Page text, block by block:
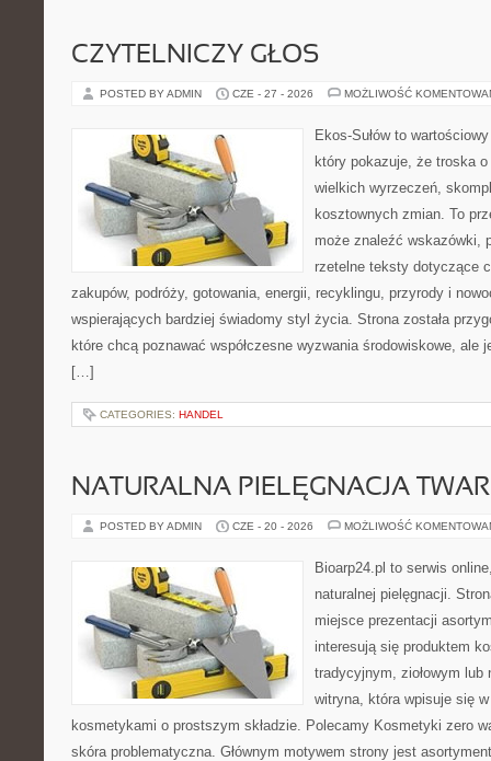
CZYTELNICZY GŁOS
POSTED BY ADMIN CZE - 27 - 2026 MOŻLIWOŚĆ
Ekos-Sułów to
który pokazuje, że troska
wielkich wyrzeczeń,
kosztownych zmian. To
może znaleźć wskazówki,
rzetelne teksty dotyczące
zakupów, podróży, gotowania, energii, recyklingu, przyrody i
wspierających bardziej świadomy styl życia. Strona została
które chcą poznawać współczesne wyzwania środowiskowe, ale
[…]
CATEGORIES: HANDEL
NATURALNA PIELĘGNACJA
POSTED BY ADMIN CZE - 20 - 2026 MOŻLIWOŚĆ
Bioarp24.pl to serwis
naturalnej pielęgnacji.
miejsce prezentacji
interesują się produktem
tradycyjnym, ziołowym lub
witryna, która wpisuje się
kosmetykami o prostszym składzie. Polecamy Kosmetyki zero
skóra problematyczna. Głównym motywem strony jest